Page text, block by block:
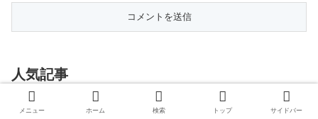
人気記事
メニュー ホーム 検索 トップ サイドバー